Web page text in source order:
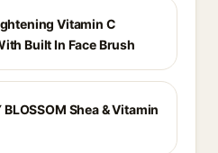
Vitamin C
Built In Face Brush
BLOSSOM Shea & Vitamin